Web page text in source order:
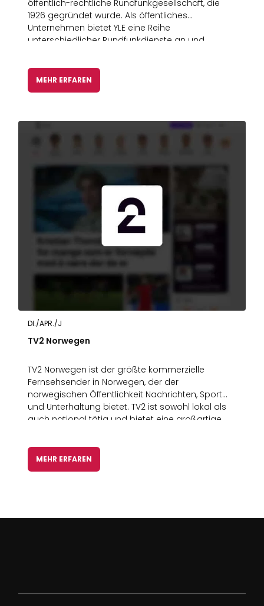
öffentlich-rechtliche Rundfunkgesellschaft, die
1926 gegründet wurde. Als öffentliches
Unternehmen bietet YLE eine Reihe
unterschiedlicher Rundfunkdienste an und
Sportergebnissen.
MEHR ERFAREN
DI./APR./J
TV2 Norwegen
TV2 Norwegen ist der größte kommerzielle
Fernsehsender in Norwegen, der der
norwegischen Öffentlichkeit Nachrichten, Sport
und Unterhaltung bietet. TV2 ist sowohl lokal als
auch national tätig und bietet eine großartige
MEHR ERFAREN